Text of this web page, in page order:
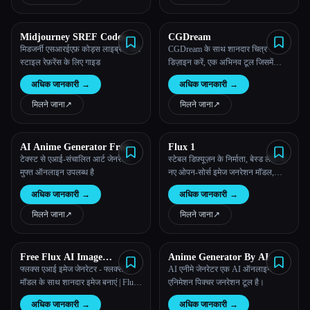
Midjourney SREF Codes
Library and Guide for Style
Reference
मिडजर्नी एसआरईएफ़ कोड्स लाइब्रेरी और
स्टाइल रेफ़रेंस के लिए गाइड
अधिक जानकारी →
मिलने जाना↗︎
CGDream
CGDream के साथ शानदार चित्र
डिज़ाइन करें, एक अभिनव टूल जिसमें
बेमिसाल नियंत्रण और रचनात्मकता के
लिए जनरेटिव AI के साथ 3D मॉडल
शामिल किए गए हैं।
अधिक जानकारी →
मिलने जाना↗︎
AI Anime Generator Free
टेक्स्ट से एआई-संचालित आर्ट जेनरेटर
मुफ्त ऑनलाइन उपलब्ध है
अधिक जानकारी →
मिलने जाना↗︎
Flux 1
स्टेबल डिफ़्यूज़न के निर्माता, बेस्ड लैब्स के
नए ओपन-सोर्स इमेज जनरेशन मॉडल,
Flux1 का अनुभव करें।
अधिक जानकारी →
मिलने जाना↗︎
Free Flux AI Image
Generator
फ्लक्स एआई इमेज जेनरेटर - फ्लक्स.1
मॉडल के साथ शानदार इमेज बनाएं | Flux
AI Studio
अधिक जानकारी →
Anime Generator By AI
AI एनीमे जेनरेटर एक AI ऑनलाइन
एनिमेशन पिक्चर जनरेशन टूल है।
अधिक जानकारी →